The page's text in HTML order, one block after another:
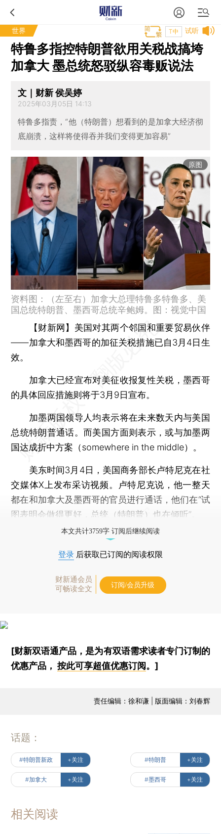
世界 试听
T中
特鲁多指控特朗普欲用关税战搞垮
加拿大 墨总统怒驳纵容毒贩说法
文｜财新 侯吴婷
2025年03月05日 14:13
特鲁多指责，“他（特朗普）想看到的是加拿大经济彻
底崩溃，这样将使得吞并我们变得更加容易”
原图
资料图：（左至右）加拿大总理特鲁多特鲁多、美
国总统特朗普、墨西哥总统辛鲍姆。图：视觉中国
【财新网】 美国对其两个邻国和重要贸易伙伴
——加拿大和墨西哥的加征关税措施已自3月4日生
效。
加拿大已经宣布对美征收报复性关税，墨西哥
的具体回应措施则将于3月9日宣布。
加墨两国领导人均表示将在未来数天内与美国
总统特朗普通话。而美国方面则表示，或与加墨两
国达成折中方案（somewhere in the middle）。
美东时间3月4日，美国商务部长卢特尼克在社
交媒体X上发布采访视频。卢特尼克说，他一整天
都在和加拿大及墨西哥的官员进行通话，他们在“试
图表明会做得更好，总统（特朗普）也在倾听”。
本文共计3759字 订阅后继续阅读
登录 后获取已订阅的阅读权限
财新通会员
可畅读全文
订阅/会员升级
[财新双语通产品，是为有双语需求读者专门订制的
优惠产品，按此可享超值优惠订阅。]
责任编辑：徐和谦 | 版面编辑：刘春辉
话题：
#特朗普新政 +关注 #特朗普 +关注
#加拿大 +关注 #墨西哥 +关注
相关阅读